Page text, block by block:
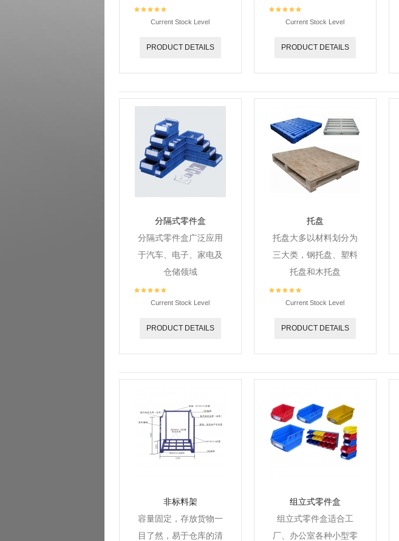
Current Stock Level
PRODUCT DETAILS
Current Stock Level
PRODUCT DETAILS
分隔式零件盒
分隔式零件盒广泛应用
于汽车、电子、家电及
仓储领域
Current Stock Level
PRODUCT DETAILS
托盘
托盘大多以材料划分为
三大类，钢托盘、塑料
托盘和木托盘
Current Stock Level
PRODUCT DETAILS
非标料架
容量固定，存放货物一
目了然，易于仓库的清
组立式零件盒
组立式零件盒适合工
厂、办公室各种小型零